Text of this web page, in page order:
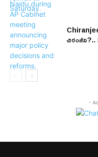
చిరంజీవి?..
-